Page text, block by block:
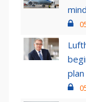
plan